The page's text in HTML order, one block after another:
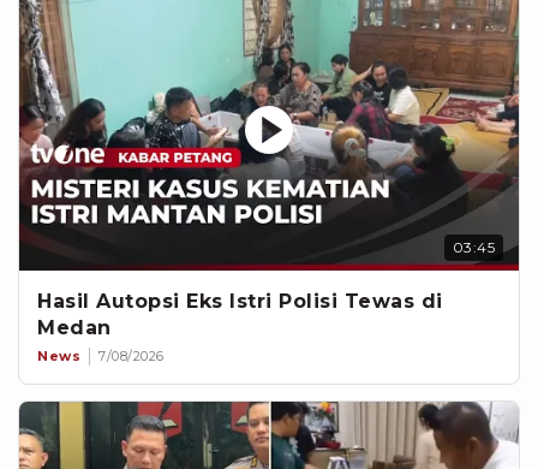
03:45
Hasil Autopsi Eks Istri Polisi Tewas di
Medan
News 7/08/2026